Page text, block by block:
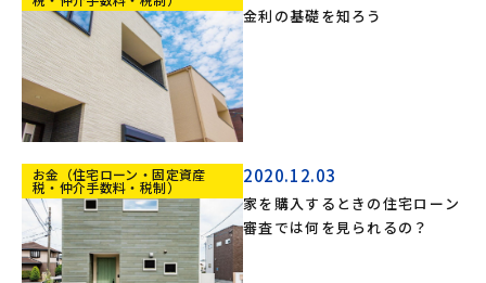
金利の基礎を知ろう
お金（住宅ローン・固定資産
税・仲介手数料・税制）
2020.12.03
家を購入するときの住宅ローン
審査では何を見られるの？